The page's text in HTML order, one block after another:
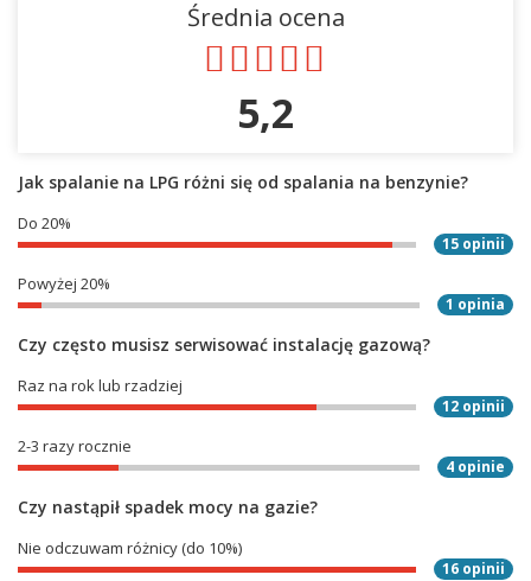
Średnia ocena
5,2
Jak spalanie na LPG różni się od spalania na benzynie?
Do 20%
15 opinii
Powyżej 20%
1 opinia
Czy często musisz serwisować instalację gazową?
Raz na rok lub rzadziej
12 opinii
2-3 razy rocznie
4 opinie
Czy nastąpił spadek mocy na gazie?
Nie odczuwam różnicy (do 10%)
16 opinii